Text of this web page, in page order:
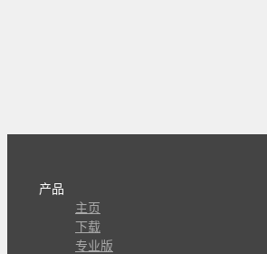
产品
主页
下载
专业版